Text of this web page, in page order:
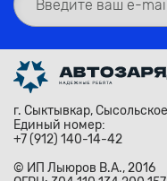
г. Сыктывкар,
Единый номер:
+7 (912) 140-14-42
© ИП Лыюров В.А., 2016